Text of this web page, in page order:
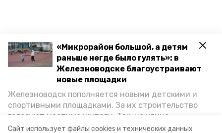
Сайт использует файлы cookies и технических данных
«Микрорайон большой, а детям
раньше негде было гулять»: в
Железноводске благоустраивают
новые площадки
Железноводск пополняется новыми детскими и
спортивными площадками. За их строительство
голосуют местные жители. Так, на улице
Октябрьской уже появилось современное